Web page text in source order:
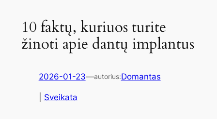
10 faktų, kuriuos turite
žinoti apie dantų implantus
2026-01-23—autorius:Domantas
Sveikata